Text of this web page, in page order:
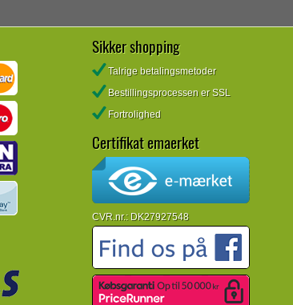
Sikker shopping
Talrige betalingsmetoder
Bestillingsprocessen er SSL
Fortrolighed
Certifikat emaerket
CVR.nr.: DK27927548